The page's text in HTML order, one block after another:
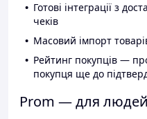
Готові інтеграції з
чеків
Масовий імпорт
Рейтинг покупців —
покупця ще до
Prom — для людей